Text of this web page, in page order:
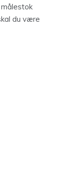
du være